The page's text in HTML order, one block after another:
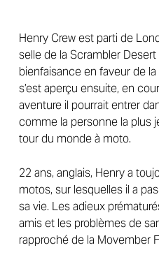
Henry Crew est parti de
selle de la Scrambler
bienfaisance en faveur de
s’est aperçu ensuite, en
aventure il pourrait entrer
comme la personne la plus
tour du monde à moto.
22 ans, anglais, Henry a
motos, sur lesquelles il a
sa vie. Les adieux
amis et les problèmes de
rapproché de la Movember